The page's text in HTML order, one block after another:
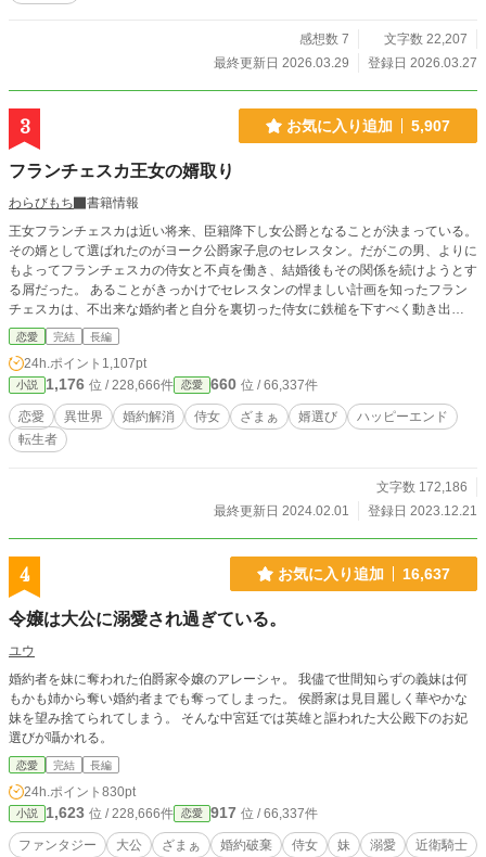
感想数 7
文字数 22,207
最終更新日 2026.03.29
登録日 2026.03.27
3 お気に入り追加 5,907
フランチェスカ王女の婿取り
わらびもち
書籍情報
王女フランチェスカは近い将来、臣籍降下し女公爵となることが決まっている。
その婿として選ばれたのがヨーク公爵家子息のセレスタン。だがこの男、よりに
もよってフランチェスカの侍女と不貞を働き、結婚後もその関係を続けようとす
る屑だった。 あることがきっかけでセレスタンの悍ましい計画を知ったフラン
チェスカは、不出来な婚約者と自分を裏切った侍女に鉄槌を下すべく動き出
す……。
恋愛 完結 長編
24h.ポイント 1,107pt
小説 1,176 位 / 228,666件 恋愛 660 位 / 66,337件
恋愛 異世界 婚約解消 侍女 ざまぁ 婿選び
ハッピーエンド
転生者
文字数 172,186
最終更新日 2024.02.01
登録日 2023.12.21
4 お気に入り追加 16,637
令嬢は大公に溺愛され過ぎている。
ユウ
婚約者を妹に奪われた伯爵家令嬢のアレーシャ。 我儘で世間知らずの義妹は何
もかも姉から奪い婚約者までも奪ってしまった。 侯爵家は見目麗しく華やかな
妹を望み捨てられてしまう。 そんな中宮廷では英雄と謳われた大公殿下のお妃
選びが囁かれる。
恋愛 完結 長編
24h.ポイント 830pt
小説 1,623 位 / 228,666件 恋愛 917 位 / 66,337件
ファンタジー 大公 ざまぁ 婚約破棄 侍女 妹 溺愛 近衛騎士